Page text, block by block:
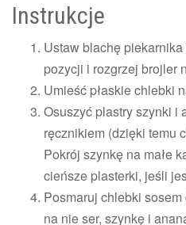
Instrukcje
Ustaw blachę
pozycji i rozgrzej brojler
Umieść płaskie chlebki
Osuszyć plastry szynki i
ręcznikiem (dzięki temu
Pokrój szynkę na małe
cieńsze plasterki, jeśli
Posmaruj chlebki
na nie ser, szynkę i